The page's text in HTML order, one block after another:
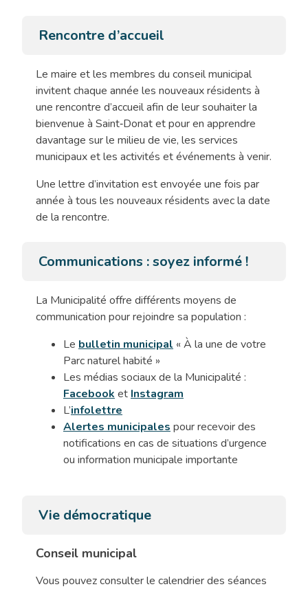
Rencontre d’accueil
Le maire et les membres du conseil municipal
invitent chaque année les nouveaux résidents à
une rencontre d’accueil afin de leur souhaiter la
bienvenue à Saint‑Donat et pour en apprendre
davantage sur le milieu de vie, les services
municipaux et les activités et événements à venir.
Une lettre d’invitation est envoyée une fois par
année à tous les nouveaux résidents avec la date
de la rencontre.
Communications : soyez informé !
La Municipalité offre différents moyens de
communication pour rejoindre sa population :
Le bulletin municipal « À la une de votre
Parc naturel habité »
Les médias sociaux de la Municipalité :
Facebook et Instagram
L’infolettre
Alertes municipales pour recevoir des
notifications en cas de situations d’urgence
ou information municipale importante
Vie démocratique
Conseil municipal
Vous pouvez consulter le calendrier des séances